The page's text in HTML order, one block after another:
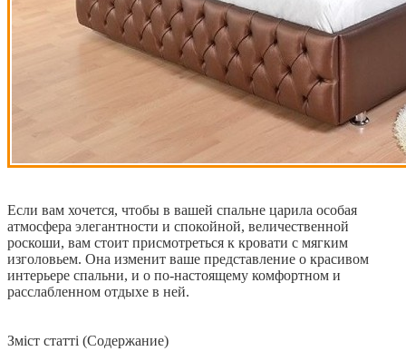
Если вам хочется, чтобы в вашей спальне царила особая
атмосфера элегантности и спокойной, величественной
роскоши, вам стоит присмотреться к кровати с мягким
изголовьем. Она изменит ваше представление о красивом
интерьере спальни, и о по-настоящему комфортном и
расслабленном отдыхе в ней.
Зміст статті (Содержание)